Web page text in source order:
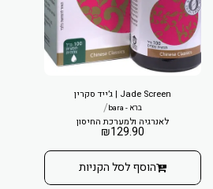
Jade Screen | ג’ייד סקרין
ברא - bara /
לאנרגיה ולמערכת החיסון
₪129.90
הוסף לסל הקניות